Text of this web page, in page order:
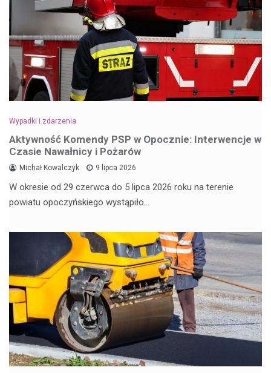
Wypadki i zdarzenia
Aktywność Komendy PSP w Opocznie: Interwencje w
Czasie Nawałnicy i Pożarów
Michał Kowalczyk 9 lipca 2026
W okresie od 29 czerwca do 5 lipca 2026 roku na terenie
powiatu opoczyńskiego wystąpiło…